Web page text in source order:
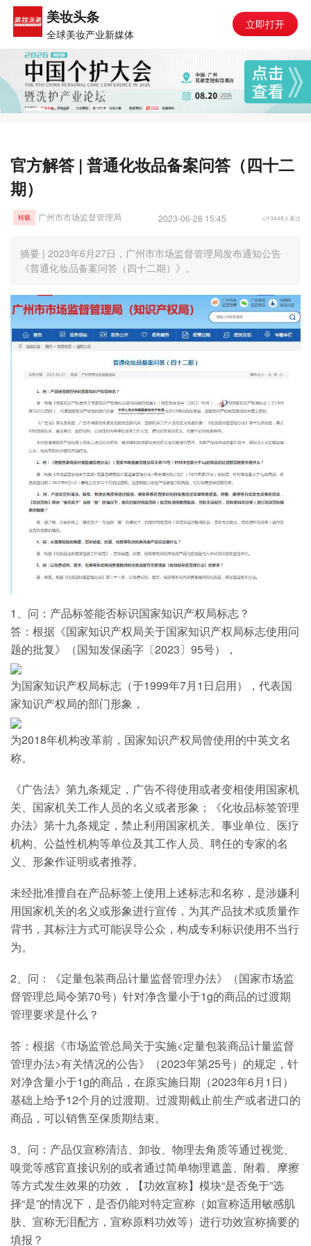
美妆头条
全球美妆产业新媒体
立即打开
官方解答 | 普通化妆品备案问答（四十二
期）
转载 广州市市场监督管理局 2023-06-28 15:45 13448人看过
摘要 | 2023年6月27日，广州市市场监督管理局发布通知公告
《普通化妆品备案问答（四十二期）》。
1、问：产品标签能否标识国家知识产权局标志？
答：根据《国家知识产权局关于国家知识产权局标志使用问
题的批复》（国知发保函字〔2023〕95号），
为国家知识产权局标志（于1999年7月1日启用），代表国
家知识产权局的部门形象，
为2018年机构改革前，国家知识产权局曾使用的中英文名
称。
《广告法》第九条规定，广告不得使用或者变相使用国家机
关、国家机关工作人员的名义或者形象；《化妆品标签管理
办法》第十九条规定，禁止利用国家机关、事业单位、医疗
机构、公益性机构等单位及其工作人员、聘任的专家的名
义、形象作证明或者推荐。
未经批准擅自在产品标签上使用上述标志和名称，是涉嫌利
用国家机关的名义或形象进行宣传，为其产品技术或质量作
背书，其标注方式可能误导公众，构成专利标识使用不当行
为。
2、问：《定量包装商品计量监督管理办法》（国家市场监
督管理总局令第70号）针对净含量小于1g的商品的过渡期
管理要求是什么？
答：根据《市场监管总局关于实施<定量包装商品计量监督
管理办法>有关情况的公告》（2023年第25号）的规定，针
对净含量小于1g的商品，在原实施日期（2023年6月1日）
基础上给予12个月的过渡期。过渡期截止前生产或者进口的
商品，可以销售至保质期结束。
3、问：产品仅宣称清洁、卸妆、物理去角质等通过视觉、
嗅觉等感官直接识别的或者通过简单物理遮盖、附着、摩擦
等方式发生效果的功效，【功效宣称】模块“是否免于”选
择“是”的情况下，是否仍能对特定宣称（如宣称适用敏感肌
肤、宣称无泪配方，宣称原料功效等）进行功效宣称摘要的
填报？